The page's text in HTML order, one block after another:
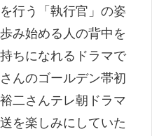
行う「執行官」の姿
み始める人の背中を
ちになれるドラマで
んのゴールデン帯初
二さんテレ朝ドラマ
を楽しみにしていた